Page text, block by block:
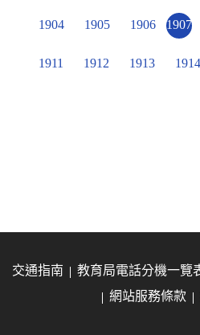
1904 1905 1906 1907
1911 1912 1913 1914
交通指南 教育局電話分機一覽
網站服務條款